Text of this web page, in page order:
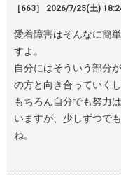
［663］ 2026/7/25(土)
愛着障害はそんなに簡
すよ。
自分にはそういう部分
の方と向き合っていく
もちろん自分でも努力
いますが、少しずつで
ね。